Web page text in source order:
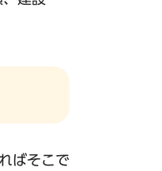
ばそこで